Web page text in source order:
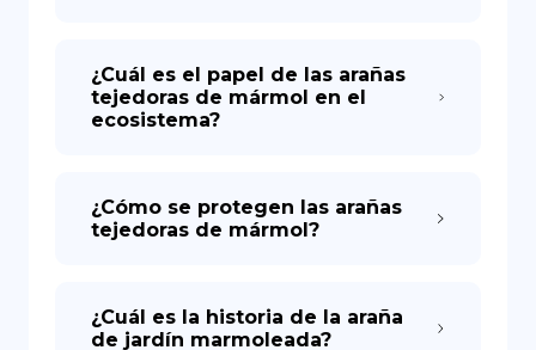
¿Cuál es el papel de las arañas
tejedoras de mármol en el
ecosistema?
¿Cómo se protegen las arañas
tejedoras de mármol?
¿Cuál es la historia de la araña
de jardín marmoleada?